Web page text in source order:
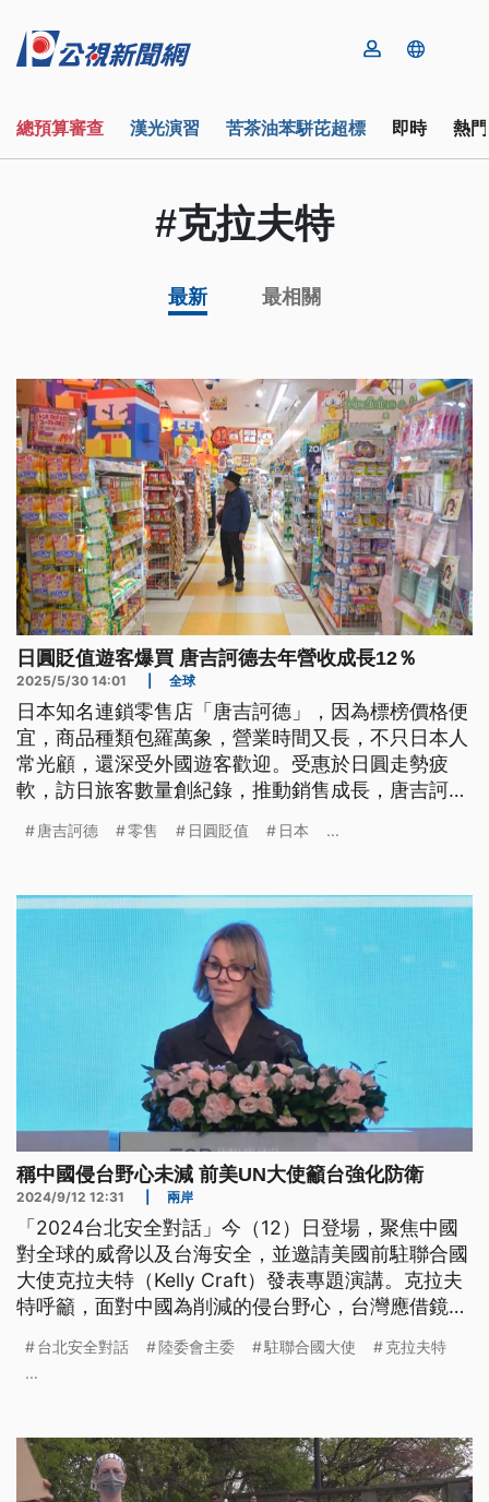
總預算審查 漢光演習 苦茶油苯駢芘超標 即時 熱
#克拉夫特
最新 最相關
日圓貶值遊客爆買 唐吉訶德去年營收成長12％
2025/5/30 14:01 全球
日本知名連鎖零售店「唐吉訶德」，因為標榜價格便
宜，商品種類包羅萬象，營業時間又長，不只日本人
常光顧，還深受外國遊客歡迎。受惠於日圓走勢疲
軟，訪日旅客數量創紀錄，推動銷售成長，唐吉訶德
降級的機遇，一舉成為日本最大折扣零售企業。
唐吉訶德 零售 日圓貶值 日本 ...
稱中國侵台野心未減 前美UN大使籲台強化防衛
2024/9/12 12:31 兩岸
「2024台北安全對話」今（12）日登場，聚焦中國
對全球的威脅以及台海安全，並邀請美國前駐聯合國
大使克拉夫特（Kelly Craft）發表專題演講。克拉夫
特呼籲，面對中國為削減的侵台野心，台灣應借鏡烏
海上自衛隊幕僚長武居智久表示，台灣是難以攻下的
島國，面對中國侵略台灣需要的韌性，要有能力延長
台北安全對話 陸委會主委 駐聯合國大使
克拉夫特
...